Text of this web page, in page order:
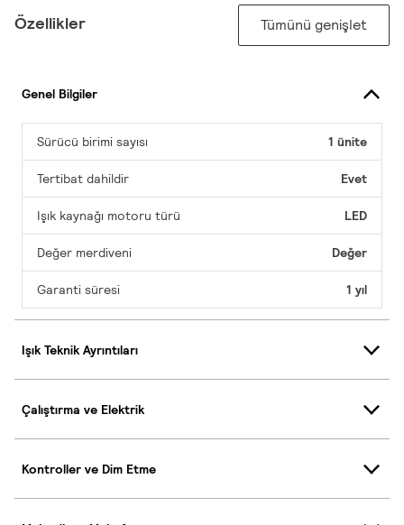
Özellikler Tümünü genişlet
Genel Bilgiler
Sürücü birimi sayısı 1 ünite
Tertibat dahildir Evet
Işık kaynağı motoru türü LED
Değer merdiveni Değer
Garanti süresi 1 yıl
Işık Teknik Ayrıntıları
Çalıştırma ve Elektrik
Kontroller ve Dim Etme